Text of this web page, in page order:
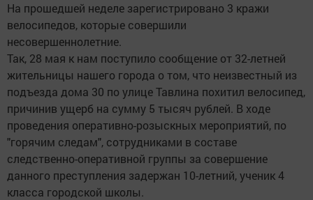
На прошедшей неделе зарегистрировано 3 кражи
велосипедов, которые совершили
несовершеннолетние.
Так, 28 мая к нам поступило сообщение от 32-летней
жительницы нашего города о том, что неизвестный из
подъезда дома 30 по улице Тавлина похитил велосипед,
причинив ущерб на сумму 5 тысяч рублей. В ходе
проведения оперативно-розыскных мероприятий, по
"горячим следам", сотрудниками в составе
следственно-оперативной группы за совершение
данного преступления задержан 10-летний, ученик 4
класса городской школы.